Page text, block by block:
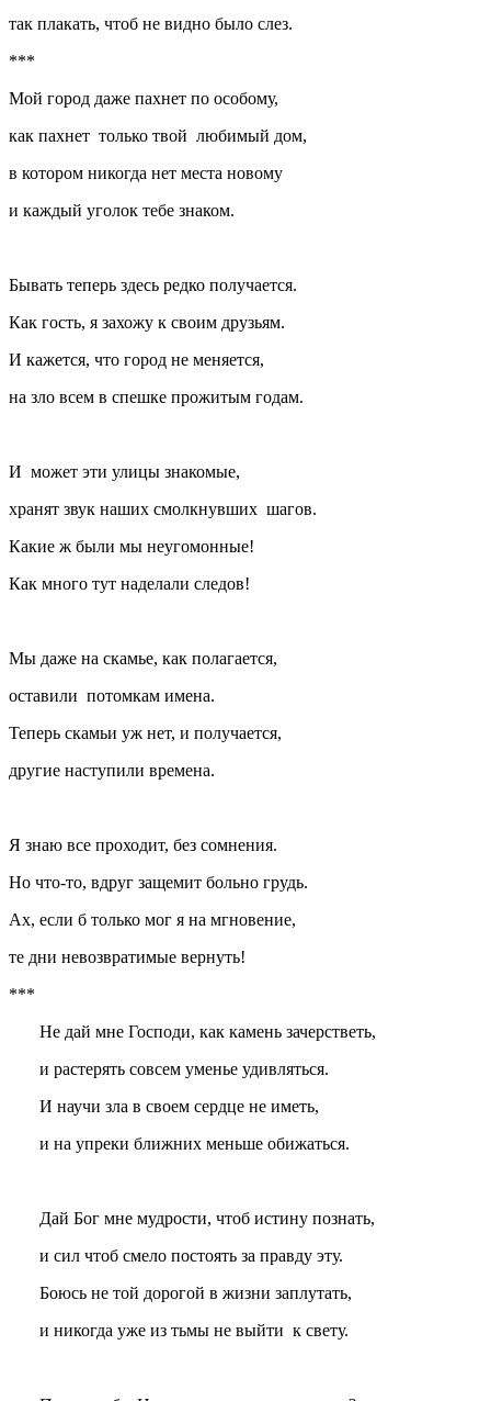
так плакать, чтоб не видно было слез.
***
Мой город даже пахнет по особому,
как пахнет только твой любимый дом,
в котором никогда нет места новому
и каждый уголок тебе знаком.
Бывать теперь здесь редко получается.
Как гость, я захожу к своим друзьям.
И кажется, что город не меняется,
на зло всем в спешке прожитым годам.
И может эти улицы знакомые,
хранят звук наших смолкнувших шагов.
Какие ж были мы неугомонные!
Как много тут наделали следов!
Мы даже на скамье, как полагается,
оставили потомкам имена.
Теперь скамьи уж нет, и получается,
другие наступили времена.
Я знаю все проходит, без сомнения.
Но что-то, вдруг защемит больно грудь.
Ах, если б только мог я на мгновение,
те дни невозвратимые вернуть!
***
Не дай мне Господи, как камень зачерстветь,
и растерять совсем уменье удивляться.
И научи зла в своем сердце не иметь,
и на упреки ближних меньше обижаться.
Дай Бог мне мудрости, чтоб истину познать,
и сил чтоб смело постоять за правду эту.
Боюсь не той дорогой в жизни заплутать,
и никогда уже из тьмы не выйти к свету.